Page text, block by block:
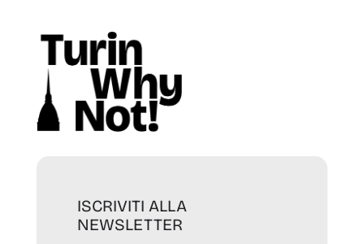
ISCRIVITI ALLA
NEWSLETTER